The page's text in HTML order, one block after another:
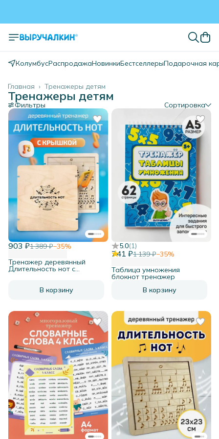
КолумбусРаспродажаНовинкиБестселлерыПодарочная
Тренажеры детям
Главная ›
Тренажеры детям
Фильтры Сортировка
903 ₽1 389 ₽−35%
Тренажер деревянный
Длительность нот с
В корзину
5.0(1)
741 ₽1 139 ₽−35%
Таблица умножения
блокнот тренажер
В корзину